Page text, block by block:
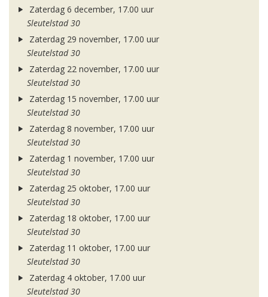
Zaterdag 6 december, 17.00 uur
Sleutelstad 30
Zaterdag 29 november, 17.00 uur
Sleutelstad 30
Zaterdag 22 november, 17.00 uur
Sleutelstad 30
Zaterdag 15 november, 17.00 uur
Sleutelstad 30
Zaterdag 8 november, 17.00 uur
Sleutelstad 30
Zaterdag 1 november, 17.00 uur
Sleutelstad 30
Zaterdag 25 oktober, 17.00 uur
Sleutelstad 30
Zaterdag 18 oktober, 17.00 uur
Sleutelstad 30
Zaterdag 11 oktober, 17.00 uur
Sleutelstad 30
Zaterdag 4 oktober, 17.00 uur
Sleutelstad 30